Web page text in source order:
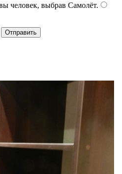
человек, выбрав Самолёт.